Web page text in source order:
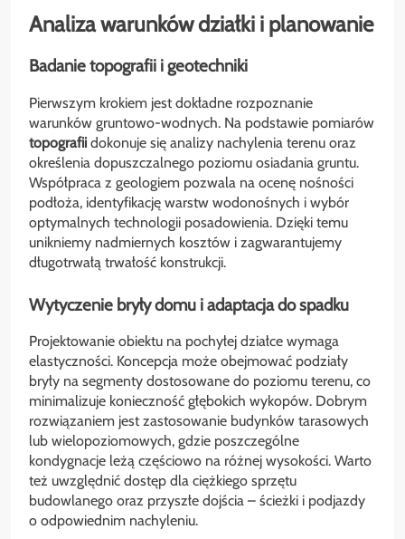
Analiza warunków działki i planowanie
Badanie topografii i geotechniki
Pierwszym krokiem jest dokładne rozpoznanie
warunków gruntowo-wodnych. Na podstawie pomiarów
topografii dokonuje się analizy nachylenia terenu oraz
określenia dopuszczalnego poziomu osiadania gruntu.
Współpraca z geologiem pozwala na ocenę nośności
podłoża, identyfikację warstw wodonośnych i wybór
optymalnych technologii posadowienia. Dzięki temu
unikniemy nadmiernych kosztów i zagwarantujemy
długotrwałą trwałość konstrukcji.
Wytyczenie bryły domu i adaptacja do spadku
Projektowanie obiektu na pochyłej działce wymaga
elastyczności. Koncepcja może obejmować podziały
bryły na segmenty dostosowane do poziomu terenu, co
minimalizuje konieczność głębokich wykopów. Dobrym
rozwiązaniem jest zastosowanie budynków tarasowych
lub wielopoziomowych, gdzie poszczególne
kondygnacje leżą częściowo na różnej wysokości. Warto
też uwzględnić dostęp dla ciężkiego sprzętu
budowlanego oraz przyszłe dojścia – ścieżki i podjazdy
o odpowiednim nachyleniu.